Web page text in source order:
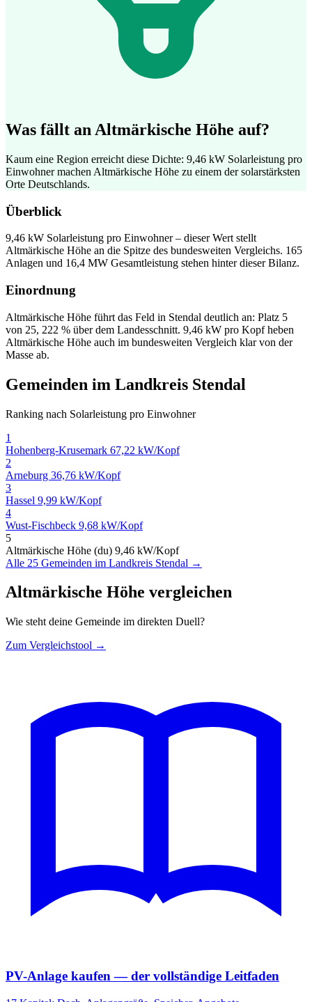
Was fällt an Altmärkische Höhe auf?
Kaum eine Region erreicht diese Dichte: 9,46 kW Solarleistung pro
Einwohner machen Altmärkische Höhe zu einem der solarstärksten
Orte Deutschlands.
Überblick
9,46 kW Solarleistung pro Einwohner – dieser Wert stellt
Altmärkische Höhe an die Spitze des bundesweiten Vergleichs. 165
Anlagen und 16,4 MW Gesamtleistung stehen hinter dieser Bilanz.
Einordnung
Altmärkische Höhe führt das Feld in Stendal deutlich an: Platz 5
von 25, 222 % über dem Landesschnitt. 9,46 kW pro Kopf heben
Altmärkische Höhe auch im bundesweiten Vergleich klar von der
Masse ab.
Gemeinden im Landkreis Stendal
Ranking nach Solarleistung pro Einwohner
1
Hohenberg-Krusemark 67,22 kW/Kopf
2
Arneburg 36,76 kW/Kopf
3
Hassel 9,99 kW/Kopf
4
Wust-Fischbeck 9,68 kW/Kopf
5
Altmärkische Höhe (du) 9,46 kW/Kopf
Alle 25 Gemeinden im Landkreis Stendal →
Altmärkische Höhe vergleichen
Wie steht deine Gemeinde im direkten Duell?
Zum Vergleichstool →
PV-Anlage kaufen — der vollständige Leitfaden